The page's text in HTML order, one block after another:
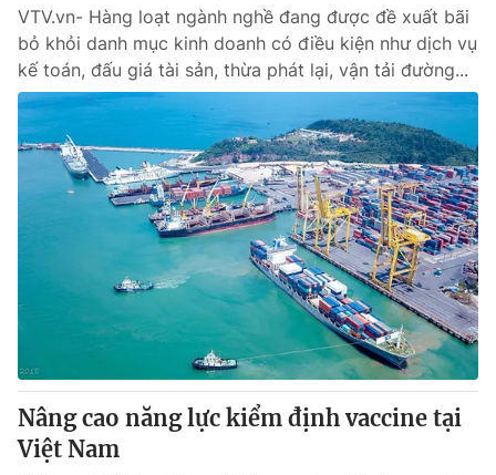
Hậu trường
Nhân vật
Khán giả
Giải sao mai
Giải trí
Điện ảnh
Âm nhạc
Sao
Đời sống
Du lịch
Làm đẹp
Chất lượng cuộc sống
Giáo dục
Tuyển sinh
Học trực tuyến
Công nghệ
Hitech Công nghệ tương lai
Sản phẩm
Thị trường
Tư vấn
Giao lưu trực tuyến
Lịch phát sóng
Chuyên mục khác
Emagazine
VTV.vn- Hàng loạt ngành nghề đang được đề xuất bãi
bỏ khỏi danh mục kinh doanh có điều kiện như dịch vụ
kế toán, đấu giá tài sản, thừa phát lại, vận tải đường...
Nâng cao năng lực kiểm định vaccine tại
Việt Nam